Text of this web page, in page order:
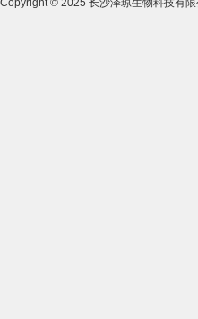
Copyright © 2025 长沙泽琼生物科技有